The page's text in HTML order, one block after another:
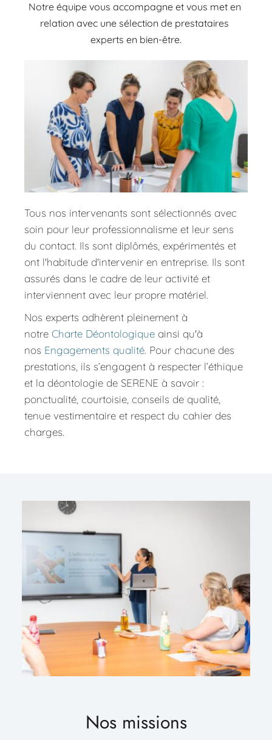
Notre équipe vous accompagne et vous met en
relation avec une sélection de prestataires
experts en bien-être.
Tous nos intervenants sont sélectionnés avec
soin pour leur professionnalisme et leur sens
du contact. Ils sont diplômés, expérimentés et
ont l'habitude d'intervenir en entreprise. Ils sont
assurés dans le cadre de leur activité et
interviennent avec leur propre matériel.
Nos experts adhèrent pleinement à
notre Charte Déontologique ainsi qu'à
nos Engagements qualité. Pour chacune des
prestations, ils s’engagent à respecter l’éthique
et la déontologie de SERENE à savoir :
ponctualité, courtoisie, conseils de qualité,
tenue vestimentaire et respect du cahier des
charges.
Nos missions